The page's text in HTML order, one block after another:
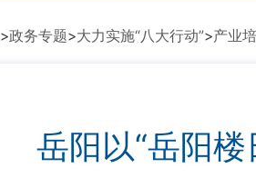
>政务专题>大力实施“八大行动”>产业
岳阳以“岳阳